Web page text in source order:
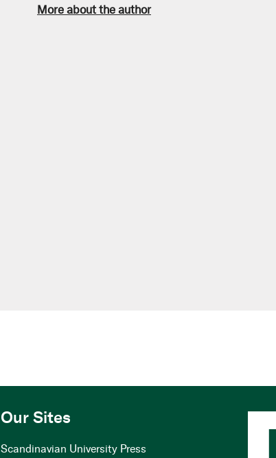
More about the author
Our Sites
Scandinavian University Press